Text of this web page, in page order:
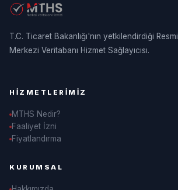
T.C. Ticaret Bakanlığı'nın yetkilendirdiği Resmi
Merkezi Veritabanı Hizmet Sağlayıcısı.
HIZMETLERIMIZ
MTHS Nedir?
Faaliyet İzni
Fiyatlandırma
KURUMSAL